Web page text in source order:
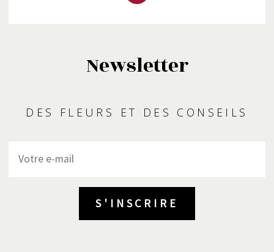
Newsletter
DES FLEURS ET DES CONSEILS